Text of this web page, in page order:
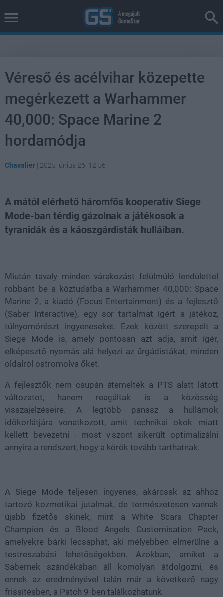
Véreső és acélvihar közepette
megérkezett a Warhammer
40,000: Space Marine 2
hordamódja
Chavalier | 2025 június 26. 12:56
A mától elérhető háromfős kooperatív Siege
Mode-ban térdig gázolnak a játékosok a
tyranidák és a káoszgárdisták hulláiban.
Miután tavaly minden várakozást felülmúló lendülettel
robbant be a köztudatba a Warhammer 40,000: Space
Marine 2, a kiadó (Focus Entertainment) és a fejlesztő
(Saber Interactive), egy sor tartalmat ígért a játékoz,
túlnyomórészt ingyeneseket. Ezek között szerepelt a
Siege Mode is, amely pontosan azt adja, amit ígér,
elképesztő nyomás alá helyezi az űrgádistákat, minden
oldalról ostromolva őket.
A fejlesztők nem csupán átemelték a PTS alatt látott
változatot, hanem reagáltak is a közösség
visszajelzéseire. A legtöbb panasz a hullámok
időkorlátjára vonatkozott, amit technikai okok miatt
kellett bevezetni - most viszont sikerült optimalizálni
annyira a rendszert, hogy a körök tovább tarthatnak.
A Siege Mode teljesen ingyenes, akárcsak az ahhoz
tartozó kozmetikai jutalmak, de természetesen vannak
újabb fizetős skinek, mint a White Scars Chapter
Champion és a Blood Angels Customisation Pack,
amelyekre bárki lecsaphat, aki mélyebben elmerülne a
testreszabási lehetőségekben. Azokban, amiket a
Sabernek szándékában áll komolyan átdolgozni, és
ennek az eredményével talán már a következő nagy
frissítésben, a Patch 9-ben találkozhatunk.